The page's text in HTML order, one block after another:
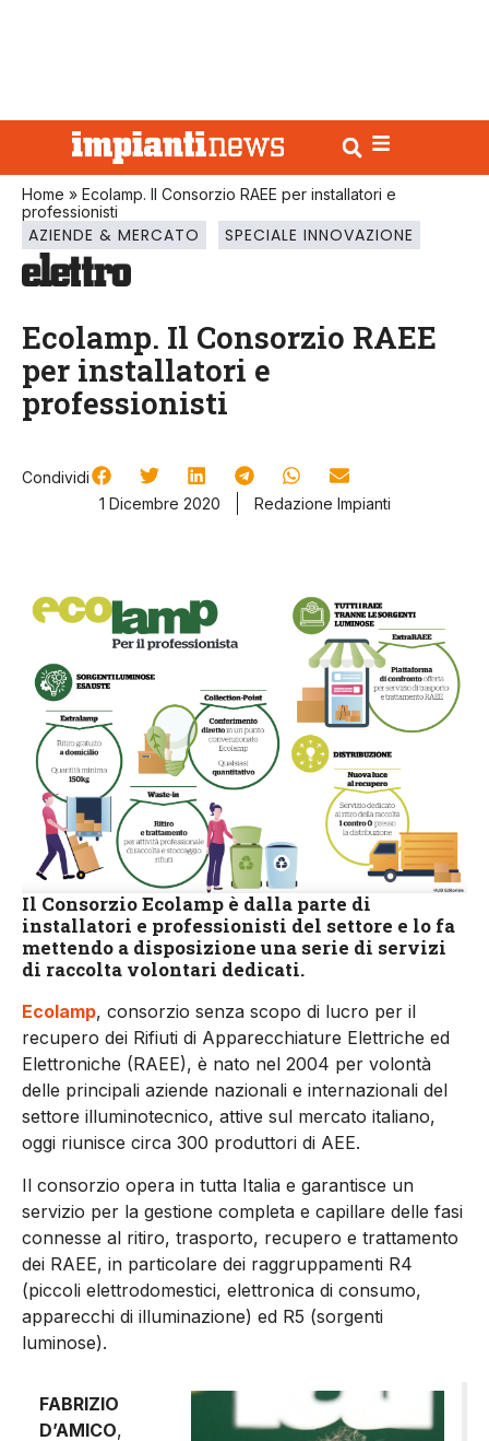
Home » Ecolamp. Il Consorzio RAEE per installatori e
professionisti
AZIENDE & MERCATO SPECIALE INNOVAZIONE
Ecolamp. Il Consorzio RAEE
per installatori e
professionisti
Condividi
1 Dicembre 2020
Redazione Impianti
Il Consorzio Ecolamp è dalla parte di
installatori e professionisti del settore e lo fa
mettendo a disposizione una serie di servizi
di raccolta volontari dedicati.
Ecolamp, consorzio senza scopo di lucro per il
recupero dei Rifiuti di Apparecchiature Elettriche ed
Elettroniche (RAEE), è nato nel 2004 per volontà
delle principali aziende nazionali e internazionali del
settore illuminotecnico, attive sul mercato italiano,
oggi riunisce circa 300 produttori di AEE.
Il consorzio opera in tutta Italia e garantisce un
servizio per la gestione completa e capillare delle fasi
connesse al ritiro, trasporto, recupero e trattamento
dei RAEE, in particolare dei raggruppamenti R4
(piccoli elettrodomestici, elettronica di consumo,
apparecchi di illuminazione) ed R5 (sorgenti
luminose).
FABRIZIO
D’AMICO,